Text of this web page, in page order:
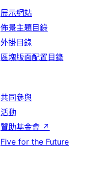
展示網站
佈景主題目錄
外掛目錄
區塊版面配置目錄
共同參與
活動
贊助基金會 ↗
Five for the Future